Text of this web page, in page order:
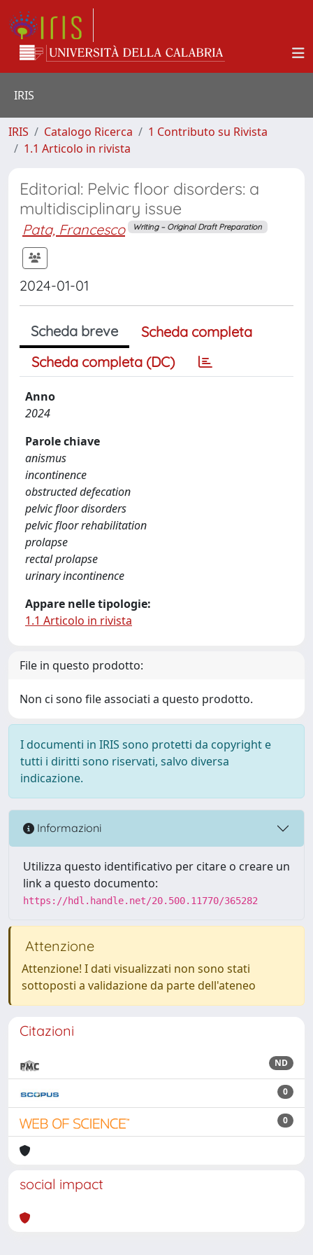
IRIS
IRIS Catalogo Ricerca
1 Contributo su Rivista
1.1 Articolo in rivista
Editorial: Pelvic floor disorders: a
multidisciplinary issue
Pata, Francesco Writing – Original Draft Preparation
2024-01-01
Scheda breve
Scheda completa
Scheda completa (DC)
Anno
2024
Parole chiave
anismus
incontinence
obstructed defecation
pelvic floor disorders
pelvic floor rehabilitation
prolapse
rectal prolapse
urinary incontinence
Appare nelle tipologie:
1.1 Articolo in rivista
File in questo prodotto:
Non ci sono file associati a questo prodotto.
I documenti in IRIS sono protetti da copyright e
tutti i diritti sono riservati, salvo diversa
indicazione.
Informazioni
Utilizza questo identificativo per citare o creare un
link a questo documento:
https://hdl.handle.net/20.500.11770/365282
Attenzione
Attenzione! I dati visualizzati non sono stati
sottoposti a validazione da parte dell'ateneo
Citazioni
ND
0
0
social impact